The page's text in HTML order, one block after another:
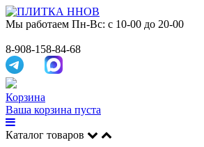
Мы работаем Пн-Вс: с 10-00 до 20-00
8-908-158-84-68
Корзина
Ваша корзина пуста
Каталог товаров